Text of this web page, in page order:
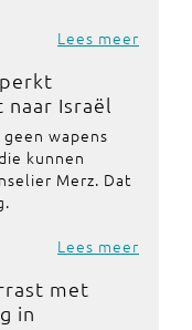
Lees meer
Israël
wapens
kunnen
Merz. Dat
Lees meer
met
in